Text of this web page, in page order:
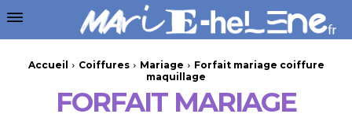
Accueil Coiffures Mariage
Forfait mariage coiffure
maquillage
FORFAIT MARIAGE